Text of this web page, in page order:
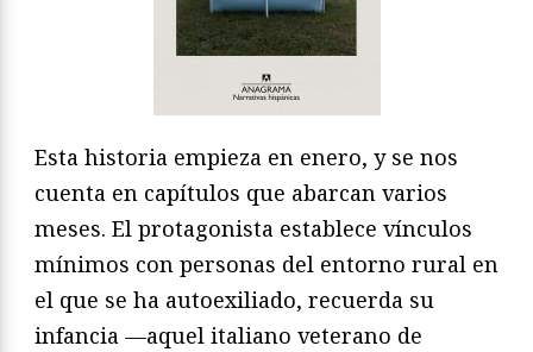
Esta historia empieza en enero, y se nos
cuenta en capítulos que abarcan varios
meses. El protagonista establece vínculos
mínimos con personas del entorno rural en
el que se ha autoexiliado, recuerda su
infancia —aquel italiano veterano de